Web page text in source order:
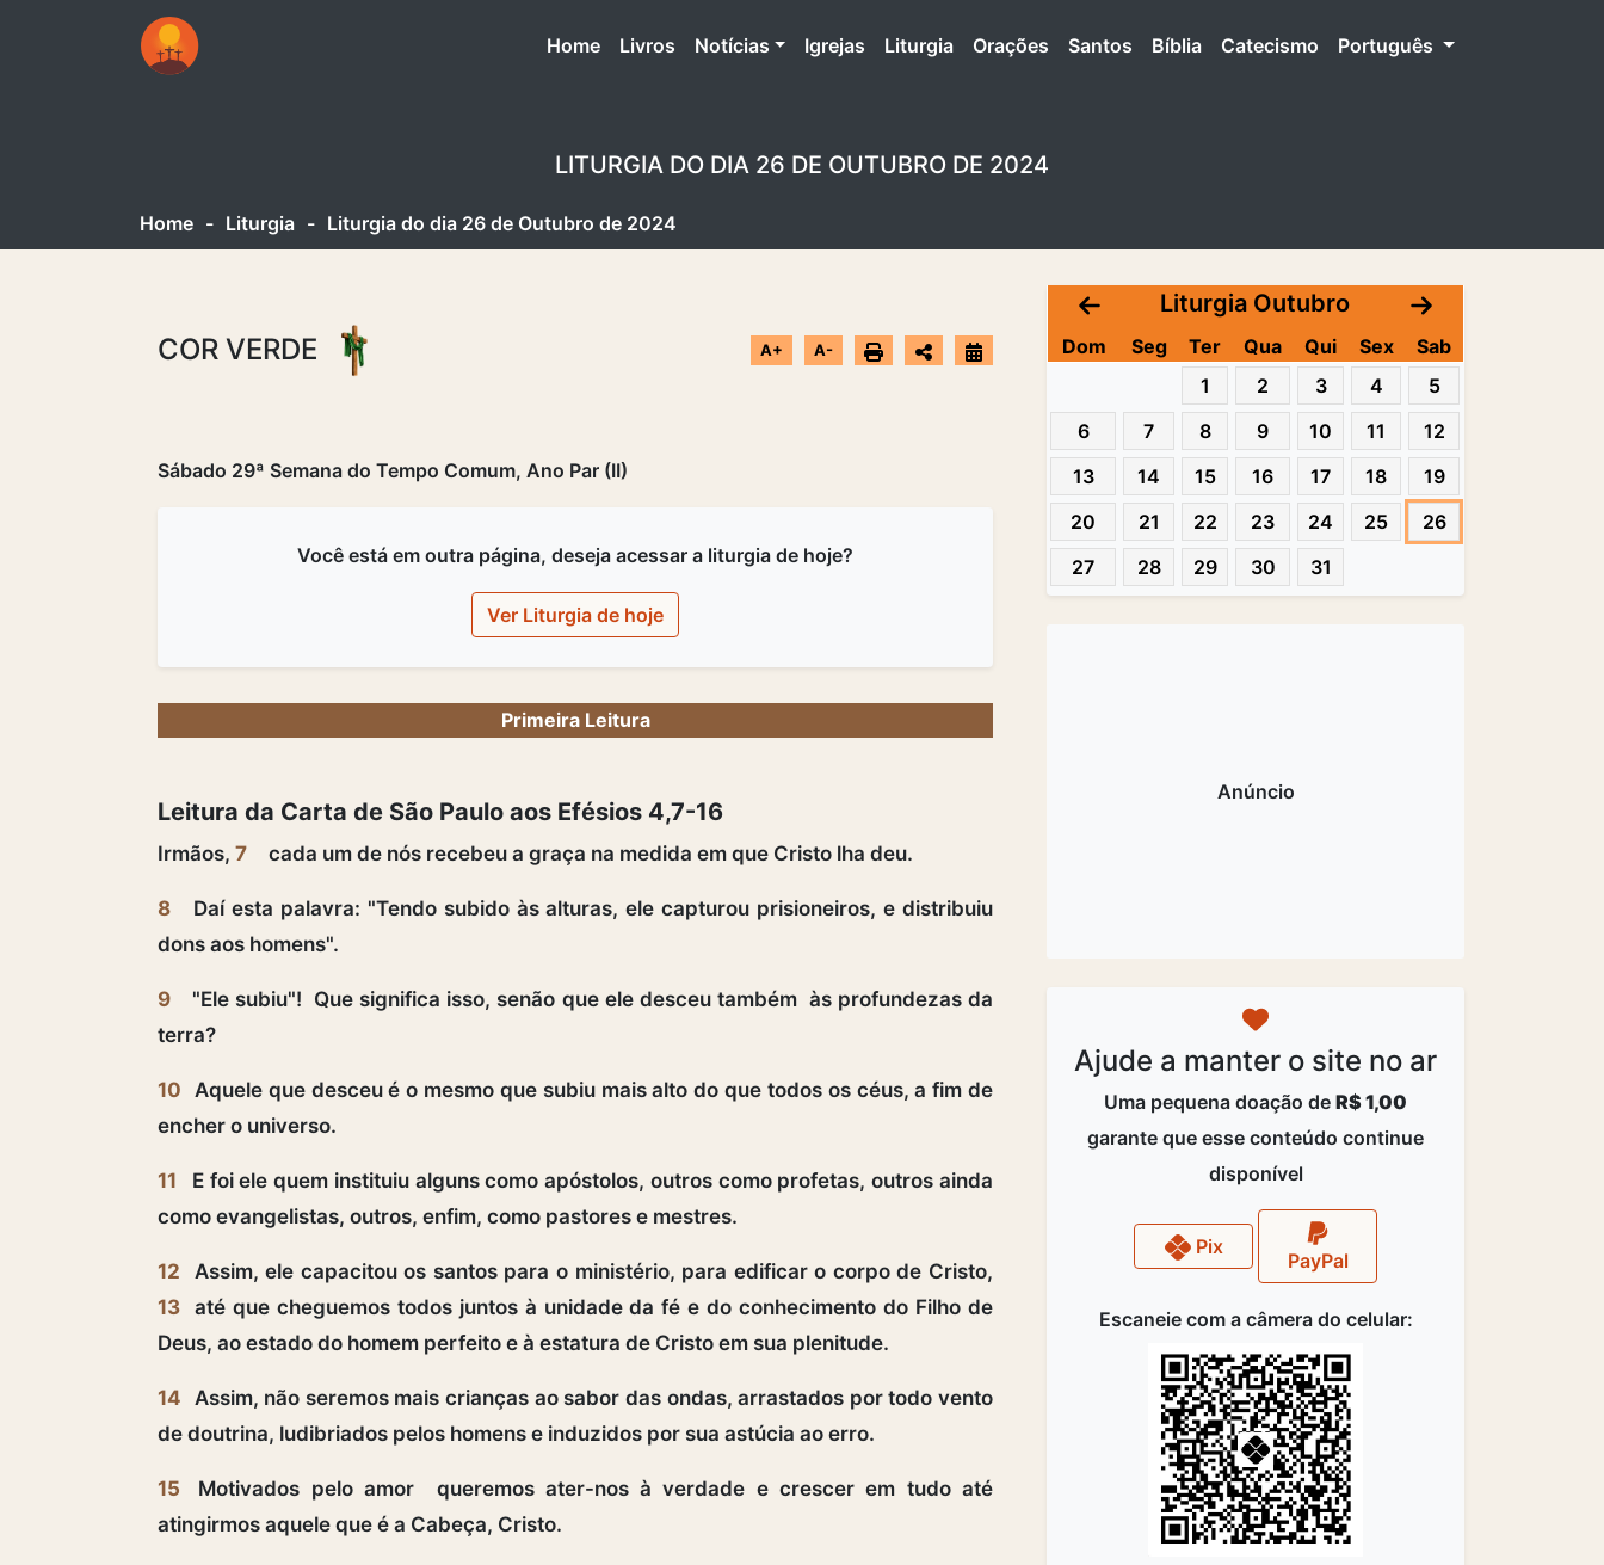
Home(atual)
Livros Notícias Igrejas Liturgia Orações Santos Bíblia Catecismo Português
LITURGIA DO DIA 26 DE OUTUBRO DE 2024
Home - Liturgia - Liturgia do dia 26 de Outubro de 2024
COR VERDE A+ A-
Sábado 29ª Semana do Tempo Comum, Ano Par (II)
Você está em outra página, deseja acessar a liturgia de hoje?
Ver Liturgia de hoje
Primeira Leitura
Leitura da Carta de São Paulo aos Efésios 4,7-16
Irmãos, 7 cada um de nós recebeu a graça na medida em que Cristo lha deu.
8
Daí esta palavra: "Tendo subido às alturas, ele capturou prisioneiros, e distribuiu
dons aos homens".
9
"Ele subiu"! Que significa isso, senão que ele desceu também às profundezas da
terra?
10
Aquele que desceu é o mesmo que subiu mais alto do que todos os céus, a fim de
encher o universo.
11
E foi ele quem instituiu alguns como apóstolos, outros como profetas, outros ainda
como evangelistas, outros, enfim, como pastores e mestres.
12
Assim, ele capacitou os santos para o ministério, para edificar o corpo de Cristo,
13 até que cheguemos todos juntos à unidade da fé e do conhecimento do Filho de
Deus, ao estado do homem perfeito e à estatura de Cristo em sua plenitude.
14
Assim, não seremos mais crianças ao sabor das ondas, arrastados por todo vento
de doutrina, ludibriados pelos homens e induzidos por sua astúcia ao erro.
15
Motivados pelo amor queremos ater-nos à verdade e crescer em tudo até
atingirmos aquele que é a Cabeça, Cristo.
Liturgia Outubro
Dom Seg Ter Qua Qui Sex
Sab
1
2 3 4
5
6
7 8 9 10 11
12
13
14 15 16 17 18
19
20
21 22 23 24 25
26
27
28 29 30 31
Ajude a manter o site no ar
Uma pequena doação de R$ 1,00
garante que esse conteúdo continue
disponível
Pix
PayPal
Escaneie com a câmera do celular: